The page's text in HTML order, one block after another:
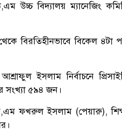
উচ্চ বিদ্যালয় ম্যানেজিং
বিরতিহীনভাবে বিকেল ৪টা
ইসলাম নির্বাচনে
সংখ্যা ৫৯৪ জন।
ফখরুল ইসলাম (পেয়ারু),